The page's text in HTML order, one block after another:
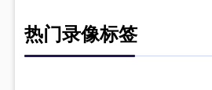
热门录像标签